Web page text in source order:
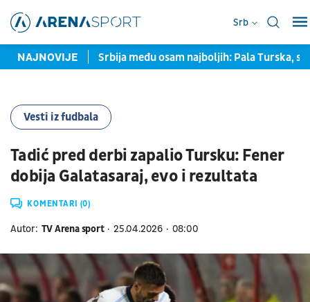
Srb
NAJNOVIJE
Srbina Srbija među osam najboljih: Pala Turska,
Vesti iz fudbala
Tadić pred derbi zapalio Tursku: Fener
dobija Galatasaraj, evo i rezultata
KOMENTARI (0)
Autor: TV Arena sport 25.04.2026 08:00